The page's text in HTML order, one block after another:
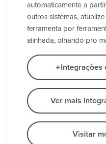
automaticamente a
outros sistemas,
ferramenta por
alinhada, olhando pro
Integrações
Ver mais
Visitar